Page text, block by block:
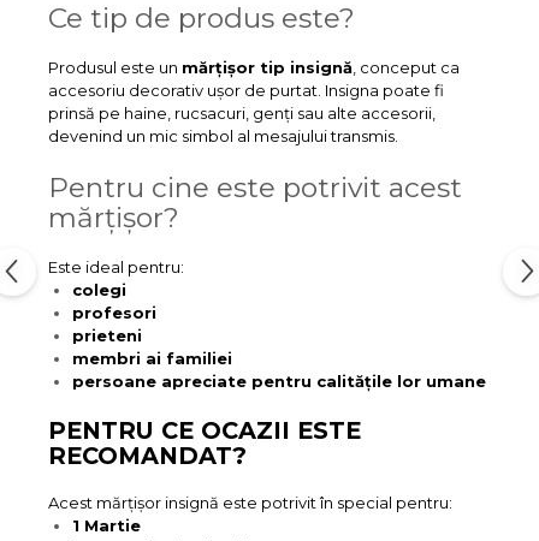
Ce tip de produs este?
Produsul este un mărțișor tip insignă , conceput ca
accesoriu decorativ ușor de purtat. Insigna poate fi
prinsă pe haine, rucsacuri, genți sau alte accesorii,
devenind un mic simbol al mesajului transmis.
Pentru cine este potrivit acest
mărțișor?
Este ideal pentru:
colegi
profesori
prieteni
membri ai familiei
persoane apreciate pentru calitățile lor umane
PENTRU CE OCAZII ESTE
RECOMANDAT?
Acest mărțișor insignă este potrivit în special pentru:
1 Martie